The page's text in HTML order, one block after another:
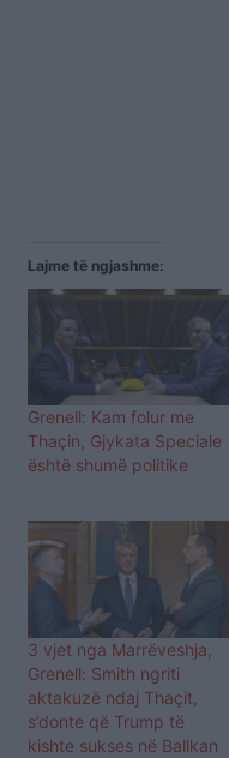
Lajme të ngjashme:
Grenell: Kam folur me
Thaçin, Gjykata Speciale
është shumë politike
3 vjet nga Marrëveshja,
Grenell: Smith ngriti
aktakuzë ndaj Thaçit,
s’donte që Trump të
kishte sukses në Ballkan